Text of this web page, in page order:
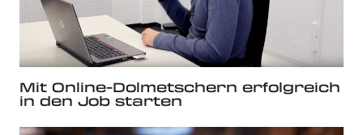
Mit Online-Dolmetschern erfolgreich
in den Job starten